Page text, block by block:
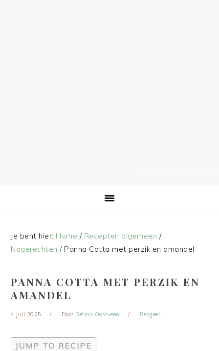
Je bent hier: Home / Recepten algemeen /
Nagerechten /Panna Cotta met perzik en amandel
PANNA COTTA MET PERZIK EN
AMANDEL
4 juli 2025 Door Betina Oostveen Reageer
JUMP TO RECIPE